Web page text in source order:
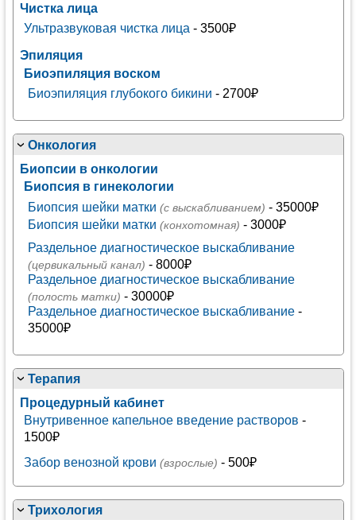
Чистка лица
Ультразвуковая чистка лица - 3500₽
Эпиляция
Биоэпиляция воском
Биоэпиляция глубокого бикини - 2700₽
Онкология
Биопсии в онкологии
Биопсия в гинекологии
Биопсия шейки матки (с выскабливанием) - 35000₽
Биопсия шейки матки (конхотомная) - 3000₽
Раздельное диагностическое выскабливание
(цервикальный канал) - 8000₽
Раздельное диагностическое выскабливание
(полость матки) - 30000₽
Раздельное диагностическое выскабливание-
35000₽
Терапия
Процедурный кабинет
Внутривенное капельное введение растворов -
1500₽
Забор венозной крови (взрослые) - 500₽
Трихология